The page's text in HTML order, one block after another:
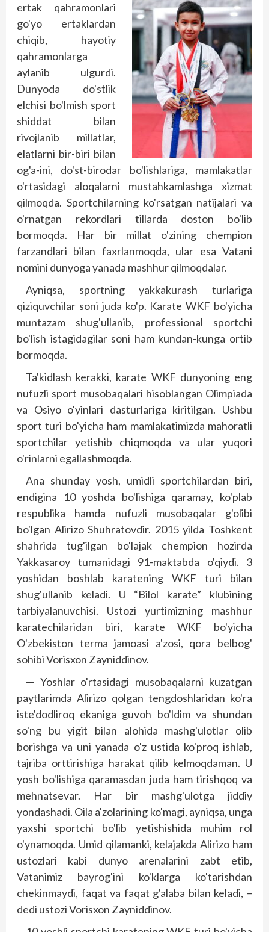
ertak qahramonlari
go'yo ertaklardan
chiqib, hayotiy
qahramonlarga
aylanib ulgurdi.
Dunyoda do'stlik
elchisi bo'lmish sport
shiddat bilan
rivojlanib millatlar,
elatlarni bir-biri bilan
og'a-ini, do'st-birodar bo'lishlariga, mamlakatlar
o'rtasidagi aloqalarni mus­tahkamlashga xizmat
qilmoqda. Sportchilarning ko'rsatgan natijalari va
o'rnatgan rekordlari tillarda doston bo'lib
bormoqda. Har bir millat o'zining chempion
farzandlari bilan faxrlanmoqda, ular esa Vatani
nomini dunyoga yanada mashhur qilmoqdalar.
Ayniqsa, sportning yakkakurash turlariga
qiziquvchilar soni juda ko'p. Karate WKF bo'yicha
muntazam shug'ullanib, professional sportchi
bo'lish istagidagilar soni ham kundan-kunga ortib
bormoqda.
Ta'kidlash kerakki, karate WKF dunyoning eng
nufuzli sport musobaqalari hisoblangan Olimpiada
va Osiyo o'yinlari dasturlariga kiritilgan. Ushbu
sport turi bo'yicha ham mamlakatimizda mahoratli
sportchilar yetishib chiqmoqda va ular yuqori
o'rinlarni egallashmoqda.
Ana shunday yosh, umidli sportchilardan biri,
endigina 10 yoshda bo'lishiga qaramay, ko'plab
respublika hamda nufuzli musobaqalar g'olibi
bo'lgan Alirizo Shuhratovdir. 2015 yilda Toshkent
shahrida tug'ilgan bo'lajak chempion hozirda
Yakkasaroy tumanidagi 91-maktabda o'qiydi. 3
yoshidan bosh­lab karatening WKF turi bilan
shug'ullanib keladi. U “Bilol karate” klubining
tarbiyalanuvchisi. Ustozi yurtimizning mashhur
karatechilaridan biri, karate WKF bo'yicha
O'zbekis­ton terma jamoasi a'zosi, qora belbog'
sohibi Vorisxon Zay­niddinov.
— Yoshlar o'rtasidagi musobaqalarni kuzatgan
paytlarimda Alirizo qolgan tengdoshlaridan ko'ra
iste'dodliroq ekaniga guvoh bo'ldim va shundan
so'ng bu yigit bilan alohida mashg'ulotlar olib
borishga va uni yanada o'z ustida ko'proq ishlab,
tajriba orttirishiga harakat qilib kelmoqdaman. U
yosh bo'lishiga qaramasdan juda ham tirishqoq va
mehnatsevar. Har bir mashg'ulotga jiddiy
yondashadi. Oila a'zolarining ko'magi, ayniqsa, unga
yaxshi sportchi bo'lib yetishishida muhim rol
o'ynamoqda. Umid qilamanki, kelajakda Alirizo ham
ustozlari kabi dunyo arenalarini zabt etib,
Vatanimiz bayrog'ini ko'klarga ko'tarishdan
chekinmaydi, faqat va faqat g'alaba bilan keladi, –
dedi ustozi Vorisxon Zayniddinov.